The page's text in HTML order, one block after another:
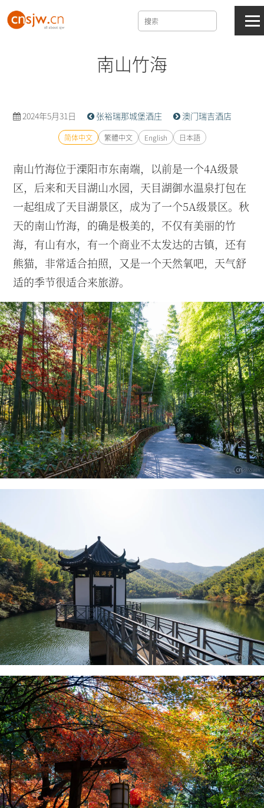
南山竹海
2024年5月31日 张裕瑞那城堡酒庄 澳门瑞吉酒店
简体中文 繁體中文 English 日本語
南山竹海位于溧阳市东南端，以前是一个4A级景
区，后来和天目湖山水园，天目湖御水温泉打包在
一起组成了天目湖景区，成为了一个5A级景区。秋
天的南山竹海，的确是极美的，不仅有美丽的竹
海，有山有水，有一个商业不太发达的古镇，还有
熊猫，非常适合拍照，又是一个天然氧吧，天气舒
适的季节很适合来旅游。